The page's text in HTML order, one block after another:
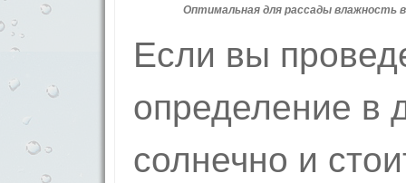
Оптимальная для рассады влажность
Если вы
определение в
солнечно и